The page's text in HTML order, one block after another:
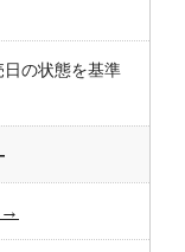
の状態を基準
→